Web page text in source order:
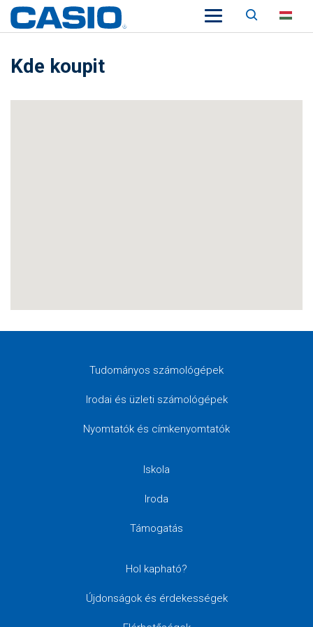
Keresés
Kde koupit
Tudományos számológépek
Irodai és üzleti számológépek
Nyomtatók és címkenyomtatók
Iskola
Iroda
Támogatás
Hol kapható?
Újdonságok és érdekességek